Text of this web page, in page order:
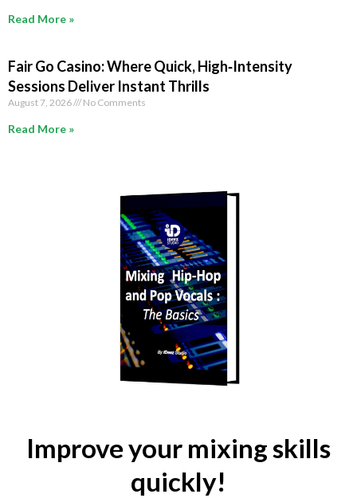
Read More »
Fair Go Casino: Where Quick, High‑Intensity
Sessions Deliver Instant Thrills
August 7, 2026 No Comments
Read More »
Improve your mixing skills
quickly!